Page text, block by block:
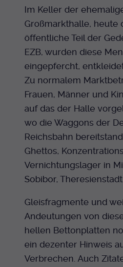
Im Keller der
Großmarkthalle, heute
öffentliche Teil der
EZB, wurden diese
eingepfercht,
Zu normalem
Frauen, Männer und
auf das der Halle
wo die Waggons der
Reichsbahn
Ghettos,
Vernichtungslager in
Sobibor,
Gleisfragmente und
Andeutungen von
hellen Bettonplatten
ein dezenter Hinweis
Verbrechen. Auch